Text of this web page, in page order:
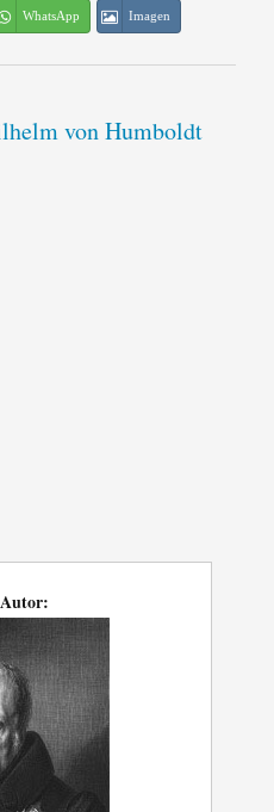
WhatsApp Imagen
von Humboldt